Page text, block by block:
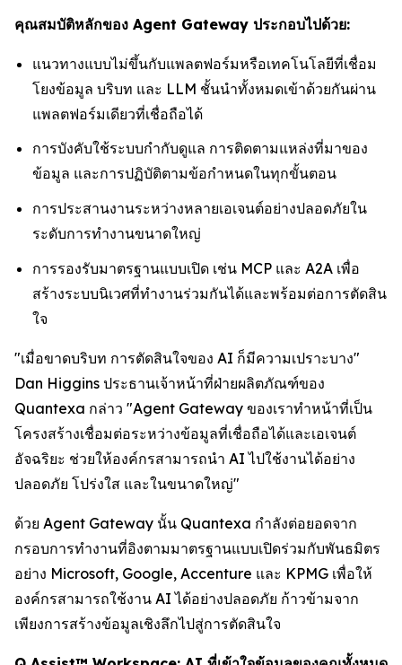
คุณสมบัติหลักของ Agent Gateway ประกอบไปด้วย:
แนวทางแบบไม่ขึ้นกับแพลตฟอร์มหรือเทคโนโลยีที่เชื่อม
โยงข้อมูล บริบท และ LLM ชั้นนำทั้งหมดเข้าด้วยกันผ่าน
แพลตฟอร์มเดียวที่เชื่อถือได้
การบังคับใช้ระบบกำกับดูแล การติดตามแหล่งที่มาของ
ข้อมูล และการปฏิบัติตามข้อกำหนดในทุกขั้นตอน
การประสานงานระหว่างหลายเอเจนต์อย่างปลอดภัยใน
ระดับการทำงานขนาดใหญ่
การรองรับมาตรฐานแบบเปิด เช่น MCP และ A2A เพื่อ
สร้างระบบนิเวศที่ทำงานร่วมกันได้และพร้อมต่อการตัดสิน
ใจ
"เมื่อขาดบริบท การตัดสินใจของ AI ก็มีความเปราะบาง"
Dan Higgins ประธานเจ้าหน้าที่ฝ่ายผลิตภัณฑ์ของ
Quantexa กล่าว "Agent Gateway ของเราทำหน้าที่เป็น
โครงสร้างเชื่อมต่อระหว่างข้อมูลที่เชื่อถือได้และเอเจนต์
อัจฉริยะ ช่วยให้องค์กรสามารถนำ AI ไปใช้งานได้อย่าง
ปลอดภัย โปร่งใส และในขนาดใหญ่"
ด้วย Agent Gateway นั้น Quantexa กำลังต่อยอดจาก
กรอบการทำงานที่อิงตามมาตรฐานแบบเปิดร่วมกับพันธมิตร
อย่าง Microsoft, Google, Accenture และ KPMG เพื่อให้
องค์กรสามารถใช้งาน AI ได้อย่างปลอดภัย ก้าวข้ามจาก
เพียงการสร้างข้อมูลเชิงลึกไปสู่การตัดสินใจ